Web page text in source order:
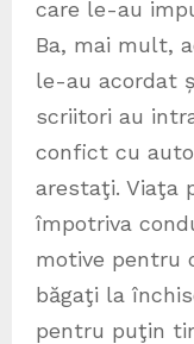
care le-au
Ba, mai mult,
le-au acordat
scriitori au
confict cu
arestaţi. Viaţa
împotriva
motive pentru
băgaţi la
pentru puţin